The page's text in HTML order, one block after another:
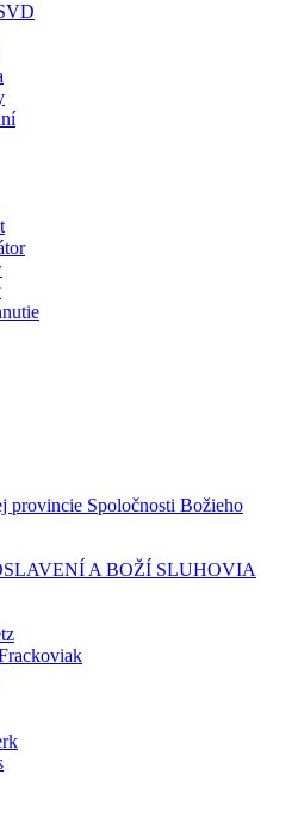
provincie Spoločnosti Božieho
A BOŽÍ SLUHOVIA